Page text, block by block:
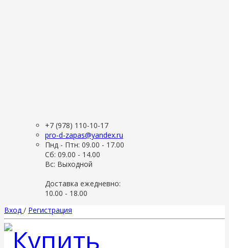
+7 (978) 110-10-17
pro-d-zapas@yandex.ru
Пнд - Птн: 09.00 - 17.00
Сб: 09.00 - 14.00
Вс: Выходной
Доставка ежедневно:
10.00 - 18.00
Вход / Регистрация